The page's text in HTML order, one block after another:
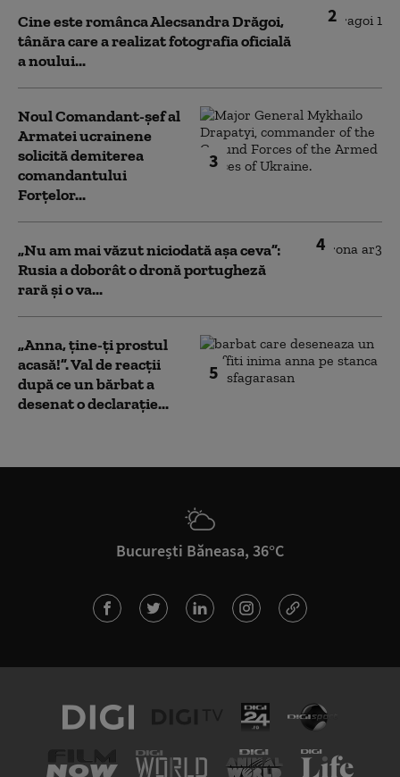
2
Cine este românca Alecsandra Drăgoi,
tânăra care a realizat fotografia oficială
a noului...
3
Noul Comandant-șef al
Armatei ucrainene
solicită demiterea
comandantului
Forțelor...
4
„Nu am mai văzut niciodată așa ceva”:
Rusia a doborât o dronă portugheză
rară și o va...
5
„Anna, ţine-ţi prostul
acasă!”. Val de reacții
după ce un bărbat a
desenat o declarație...
București Băneasa, 36°C